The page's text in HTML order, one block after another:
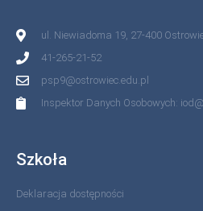
ul. Niewiadoma 19, 27-400
41-265-21-52
psp9@ostrowiec.edu.pl
Inspektor Danych Osobowych:
Szkoła
Deklaracja dostępności